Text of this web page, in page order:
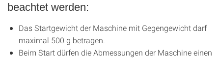
beachtet werden:
Das Startgewicht der Maschi­ne mit Gegengewicht darf
ma­ximal 500 g betragen.
Beim Start dürfen die Abmes­sungen der Maschine einen